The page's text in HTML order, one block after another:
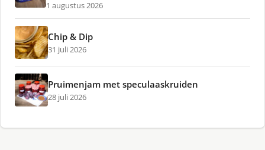
1 augustus 2026
Chip & Dip
31 juli 2026
Pruimenjam met speculaaskruiden
28 juli 2026